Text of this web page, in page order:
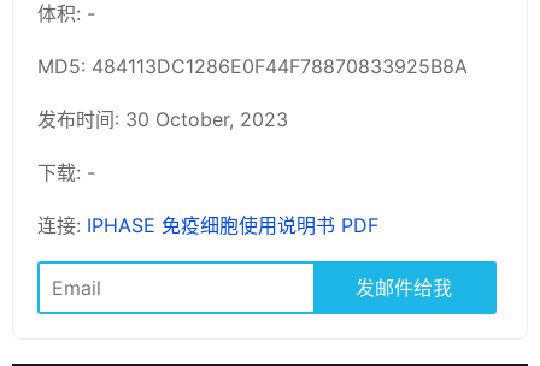
体积: -
MD5: 484113DC1286E0F44F78870833925B8A
发布时间: 30 October, 2023
下载: -
连接: IPHASE 免疫细胞使用说明书 PDF
发邮件给我